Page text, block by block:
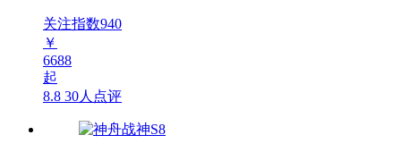
关注指数940
￥
6688
起
8.8 30人点评